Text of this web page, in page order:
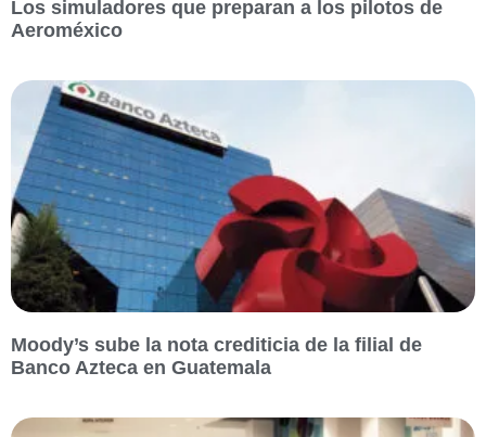
Los simuladores que preparan a los pilotos de
Aeroméxico
Moody’s sube la nota crediticia de la filial de
Banco Azteca en Guatemala